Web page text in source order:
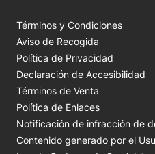
Términos y Condiciones
Aviso de Recogida
Política de Privacidad
Declaración de Accesibilidad
Términos de Venta
Política de Enlaces
Notificación de infracción de
Contenido generado por el